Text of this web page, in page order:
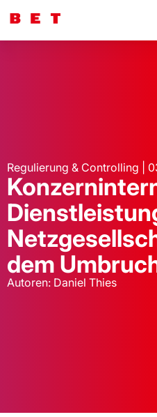
Regulierung & Controlling |
dem
Autoren: Daniel Thies